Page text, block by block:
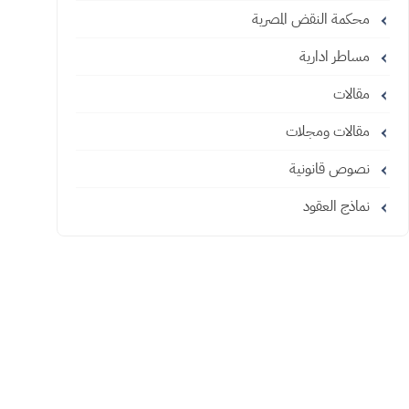
محكمة النقض المصرية
مساطر ادارية
مقالات
مقالات ومجلات
نصوص قانونية
نماذج العقود